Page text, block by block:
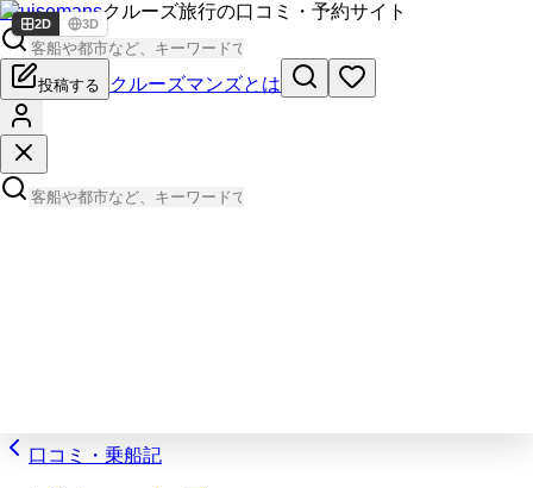
Cruisemansクルーズ旅行の口コミ・予約サイト
投稿する クルーズマンズとは
口コミ・乗船記
2D 3D